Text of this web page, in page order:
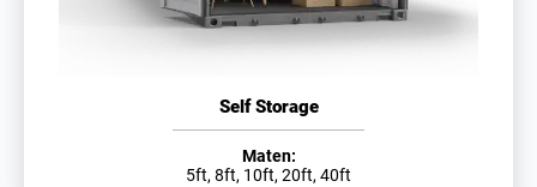
Self Storage
Maten:
5ft, 8ft, 10ft, 20ft, 40ft